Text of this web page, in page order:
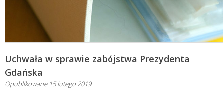
Uchwała w sprawie zabójstwa Prezydenta
Gdańska
Opublikowane 15 lutego 2019